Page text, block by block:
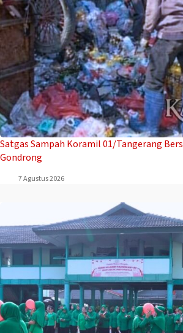
Satgas Sampah Koramil 01/Tangerang
Gondrong
7 Agustus 2026